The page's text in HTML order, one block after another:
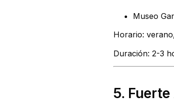
Museo
Horario:
Duración: 2-3
5.